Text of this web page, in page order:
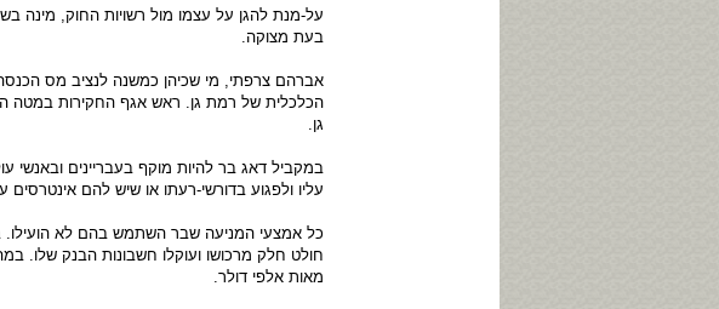
על-מנת להגן על עצמו מול רשויות החוק, מינה
בעת מצוקה.
אברהם צרפתי, מי שכיהן כמשנה לנציב מס
הכלכלית של רמת גן. ראש אגף החקירות במטה
גן.
במקביל דאג בר להיות מוקף בעבריינים
עליו ולפגוע בדורשי-רעתו או שיש להם אינטרסים
כל אמצעי המניעה שבר השתמש בהם לא הועילו.
חולט חלק מרכושו ועוקלו חשבונות הבנק שלו.
מאות אלפי דולר.